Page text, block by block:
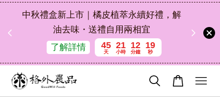
中秋禮盒新上市｜橘皮植萃永續好禮，解
油去味・送禮自用兩相宜
了解詳情
45
天
21
小時
12
分鐘
18
秒